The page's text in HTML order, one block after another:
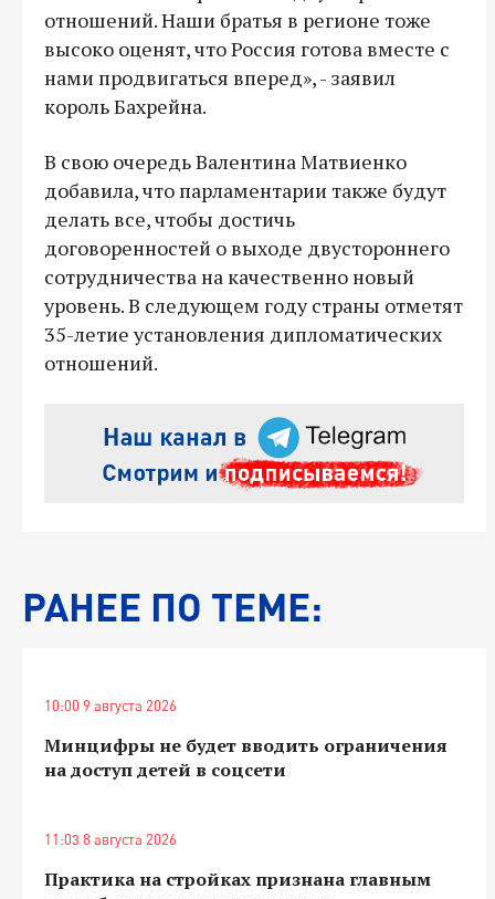
отношений. Наши братья в регионе тоже
высоко оценят, что Россия готова вместе с
нами продвигаться вперед», - заявил
король Бахрейна.
В свою очередь Валентина Матвиенко
добавила, что парламентарии также будут
делать все, чтобы достичь
договоренностей о выходе двустороннего
сотрудничества на качественно новый
уровень. В следующем году страны отметят
35-летие установления дипломатических
отношений.
РАНЕЕ ПО ТЕМЕ:
10:00 9 августа 2026
Минцифры не будет вводить ограничения
на доступ детей в соцсети
11:03 8 августа 2026
Практика на стройках признана главным